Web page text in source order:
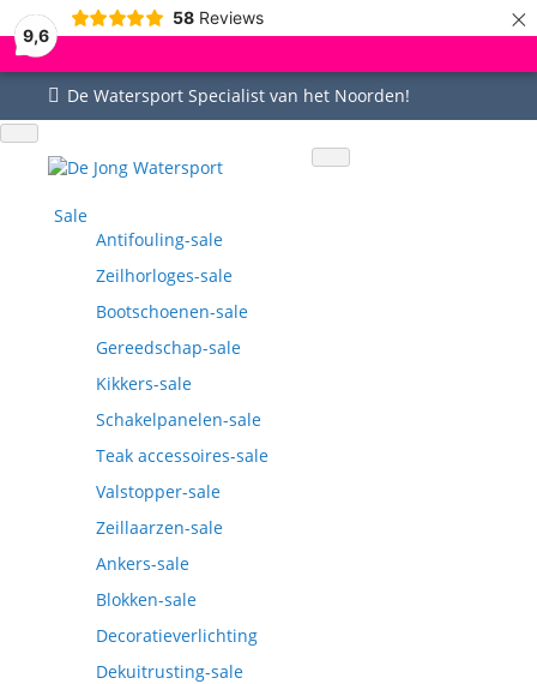
9,6
58 Reviews ×
De Watersport Specialist van het Noorden!
Uitstekende service
Sale
Antifouling-sale
Zeilhorloges-sale
Bootschoenen-sale
Gereedschap-sale
Kikkers-sale
Schakelpanelen-sale
Teak accessoires-sale
Valstopper-sale
Zeillaarzen-sale
Ankers-sale
Blokken-sale
Decoratieverlichting
Dekuitrusting-sale